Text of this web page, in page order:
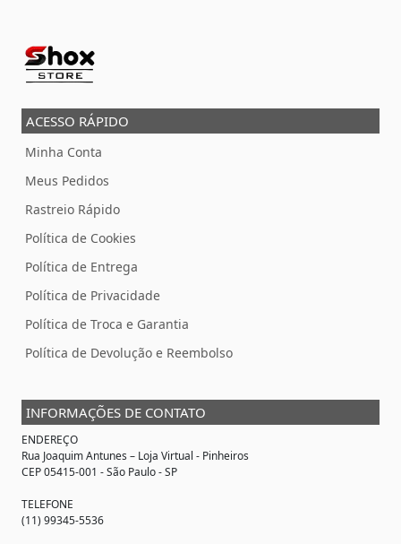
ACESSO RÁPIDO
Minha Conta
Meus Pedidos
Rastreio Rápido
Política de Cookies
Política de Entrega
Política de Privacidade
Política de Troca e Garantia
Política de Devolução e Reembolso
INFORMAÇÕES DE CONTATO
ENDEREÇO
Rua Joaquim Antunes – Loja Virtual - Pinheiros
CEP 05415-001 - São Paulo - SP
TELEFONE
(11) 99345-5536